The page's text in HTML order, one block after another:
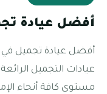
أفضل عيادة
أفضل عيادة تجميل في
عيادات التجميل
مستوى كافة أنحاء